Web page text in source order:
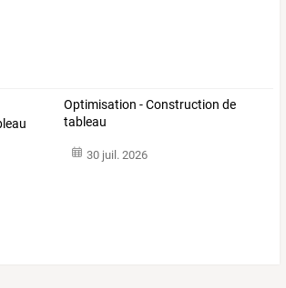
Optimisation - Construction de
tableau
30 juil. 2026